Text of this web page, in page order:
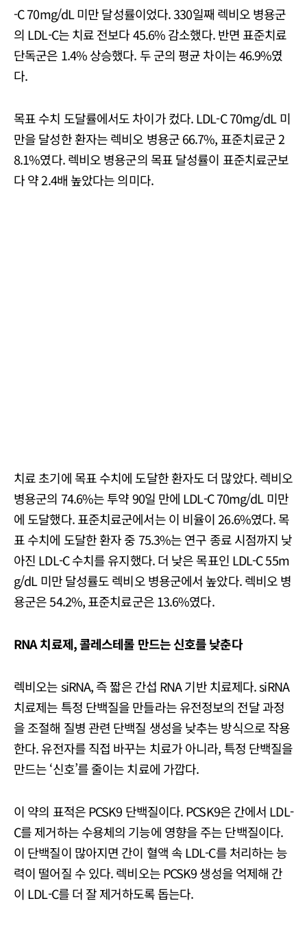
-C 70mg/dL 미만 달성률이었다. 330일째 렉비오 병용군
의 LDL-C는 치료 전보다 45.6% 감소했다. 반면 표준치료
단독군은 1.4% 상승했다. 두 군의 평균 차이는 46.9%였
다.
목표 수치 도달률에서도 차이가 컸다. LDL-C 70mg/dL 미
만을 달성한 환자는 렉비오 병용군 66.7%, 표준치료군 2
8.1%였다. 렉비오 병용군의 목표 달성률이 표준치료군보
다 약 2.4배 높았다는 의미다.
치료 초기에 목표 수치에 도달한 환자도 더 많았다. 렉비오
병용군의 74.6%는 투약 90일 만에 LDL-C 70mg/dL 미만
에 도달했다. 표준치료군에서는 이 비율이 26.6%였다. 목
표 수치에 도달한 환자 중 75.3%는 연구 종료 시점까지 낮
아진 LDL-C 수치를 유지했다. 더 낮은 목표인 LDL-C 55m
g/dL 미만 달성률도 렉비오 병용군에서 높았다. 렉비오 병
용군은 54.2%, 표준치료군은 13.6%였다.
RNA 치료제, 콜레스테롤 만드는 신호를 낮춘다
렉비오는 siRNA, 즉 짧은 간섭 RNA 기반 치료제다. siRNA
치료제는 특정 단백질을 만들라는 유전정보의 전달 과정
을 조절해 질병 관련 단백질 생성을 낮추는 방식으로 작용
한다. 유전자를 직접 바꾸는 치료가 아니라, 특정 단백질을
만드는 ‘신호’를 줄이는 치료에 가깝다.
이 약의 표적은 PCSK9 단백질이다. PCSK9은 간에서 LDL-
C를 제거하는 수용체의 기능에 영향을 주는 단백질이다.
이 단백질이 많아지면 간이 혈액 속 LDL-C를 처리하는 능
력이 떨어질 수 있다. 렉비오는 PCSK9 생성을 억제해 간
이 LDL-C를 더 잘 제거하도록 돕는다.